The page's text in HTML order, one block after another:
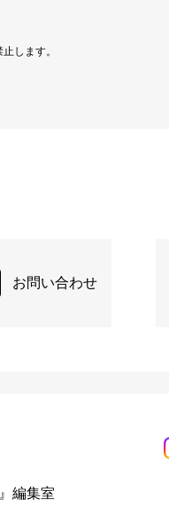
します。
お問い合わせ
編集室